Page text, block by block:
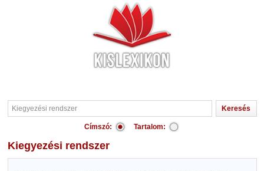
Címszó: Tartalom:
Kiegyezési rendszer